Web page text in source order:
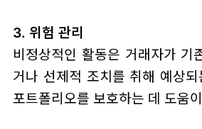
3. 위험 관리
비정상적인 활동은 거래자가 기
거나 선제적 조치를 취해 예상되
포트폴리오를 보호하는 데 도움